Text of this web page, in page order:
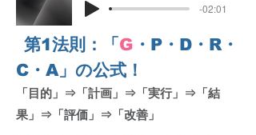
-02:01
第1法則：「 G ・P・D・R・
C・A」の公式！
「目的」⇒「計画」⇒「実行」⇒「結
果」⇒「評価」⇒「改善」